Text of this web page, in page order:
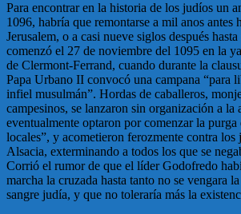
Para encontrar en la historia de los judíos un
1096, habría que remontarse a mil anos antes
Jerusalem, o a casi nueve siglos después
comenzó el 27 de noviembre del 1095 en la
de Clermont-Ferrand, cuando durante la
Papa Urbano II convocó una campana “para
infiel musulmán”. Hordas de caballeros,
campesinos, se lanzaron sin organización a la
eventualmente optaron por comenzar la purga
locales”, y acometieron ferozmente contra
Alsacia, exterminando a todos los que se
Corrió el rumor de que el líder Godofredo
marcha la cruzada hasta tanto no se vengara
sangre judía, y que no toleraría más la